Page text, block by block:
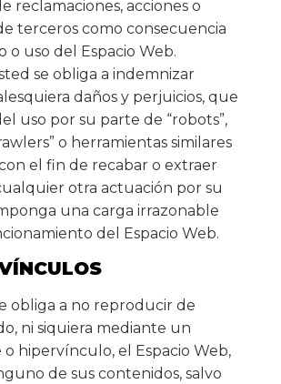
reclamaciones, acciones o
terceros como consecuencia
o uso del Espacio Web.
se obliga a indemnizar
daños y perjuicios, que
uso por su parte de “robots”,
o herramientas similares
el fin de recabar o extraer
otra actuación por su
una carga irrazonable
del Espacio Web.
obliga a no reproducir de
ni siquiera mediante un
o hipervínculo, el Espacio Web,
de sus contenidos, salvo